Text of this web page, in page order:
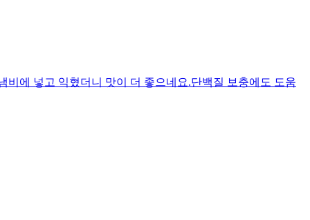
에 넣고 익혔더니 맛이 더 좋으네요.단백질 보충에도 도움